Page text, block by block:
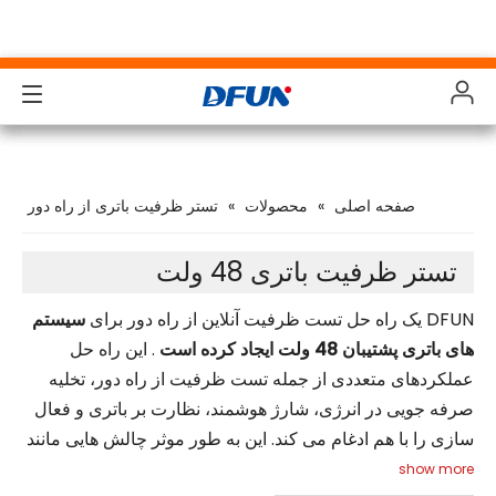
راه حل ها
پشتیبانی کنید
دانلودها
مطالعه موردی
راه حل ها
پشتیبانی کنید
دانلودها
مطالعه موردی
راه حل ها
پشتیبانی کنید
دانلودها
مطالعه موردی
راه حل ها
پشتیبانی کنید
دانلودها
مطالعه موردی
صفحه اصلی » محصولات » تستر ظرفیت باتری از راه دور
تستر ظرفیت باتری 48 ولت
DFUN یک راه حل تست ظرفیت آنلاین از راه دور برای
سیستم
های باتری پشتیبان 48 ولت ایجاد کرده است
. این راه حل
عملکردهای متعددی از جمله تست ظرفیت از راه دور، تخلیه
صرفه جویی در انرژی، شارژ هوشمند، نظارت بر باتری و فعال
سازی را با هم ادغام می کند. این به طور موثر چالش هایی مانند
زمان و تلاش مصرف شده توسط بازرسی های دستی، مشکلات
show more